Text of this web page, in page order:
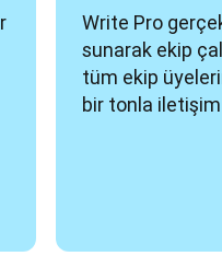
Write Pro
sunarak ekip
tüm ekip
bir tonla iletişim